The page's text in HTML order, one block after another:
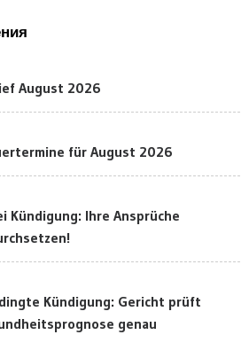
August 2026
für August 2026
Kündigung: Ihre Ansprüche
Kündigung: Gericht prüft
genau